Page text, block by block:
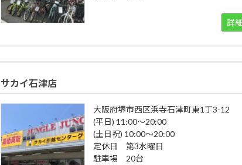
詳
サカイ石津店
大阪府堺市西区浜寺石津町東1丁3-12
(平日) 11:00～20:00
(土日祝) 10:00～20:00
定休日 第3水曜日
駐車場 20台